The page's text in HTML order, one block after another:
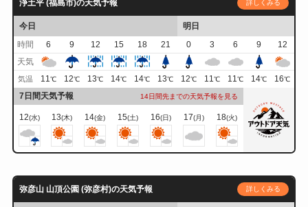
浄土平 (福島市)の天気予報 詳しくみる
今日
明日
時間
6 9 12 15 18 21 0 3 6 9
12
天気
気温 11℃ 12℃ 13℃ 14℃ 14℃ 13℃ 12℃ 11℃ 11℃ 14℃ 16℃
7日間天気予報 14日間先までの天気予報を見る
12(水) 13(木) 14(金) 15(土) 16(日) 17(月) 18(火)
弥彦山 山頂公園 (弥彦村)の天気予報 詳しくみる